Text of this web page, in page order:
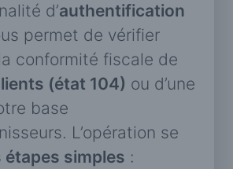
d’authentification
permet de vérifier
conformité fiscale de
(état 104) ou d’une
base
L’opération se
étapes simples :